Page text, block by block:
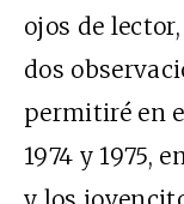
ojos de
dos
permitiré en
1974 y 1975,